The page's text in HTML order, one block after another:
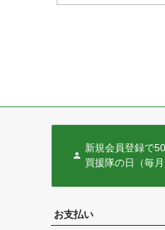
新規会員登録で
買援隊の日（毎
お支払い